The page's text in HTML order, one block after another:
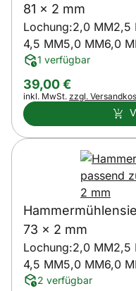
81 x 2 mm
Lochung:2,0 MM2,5
4,5 MM5,0 MM6,0
1 verfügbar
39,00€
Steuerhinweis:
inkl. MwSt. zzgl.
73 x 2 mm
Lochung:2,0 MM2,5
4,5 MM5,0 MM6,0
2 verfügbar